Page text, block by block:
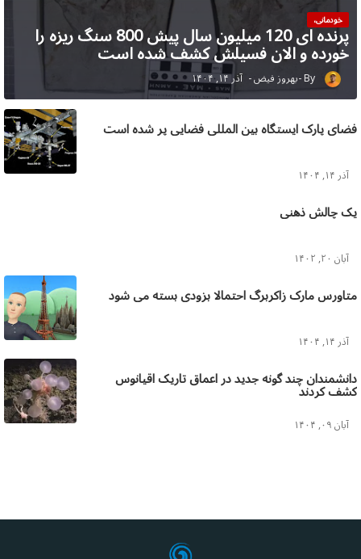
خودمانی، پرنده ای 120 میلیون سال پیش 800 سنگ ریزه را
خورده و الان فسیلش کشف شده است
بهروز فیض آذر ۱۴, ۱۴۰۴
فضای پارک ایستگاه بین المللی فضایی پر شده است
آذر ۱۴, ۱۴۰۴
یک چالش ذهنی
آبان ۲۰, ۱۴۰۲
متاورس مارک زاکربرگ احتمالا بزودی بسته می شود
آذر ۱۴, ۱۴۰۴
دانشمندان چند گونه جدید در اعماق تاریک اقیانوس
کشف کردند
آبان ۰۹, ۱۴۰۴